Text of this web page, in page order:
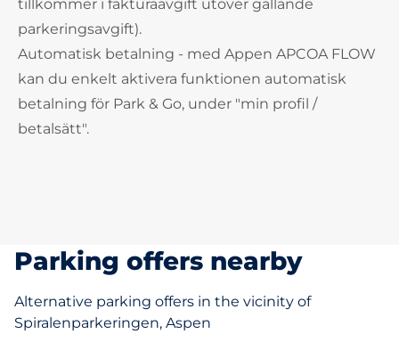
tillkommer i fakturaavgift utöver gällande
parkeringsavgift).
Automatisk betalning - med Appen APCOA FLOW
kan du enkelt aktivera funktionen automatisk
betalning för Park & Go, under "min profil /
betalsätt".
Parking offers nearby
Alternative parking offers in the vicinity of
Spiralenparkeringen, Aspen